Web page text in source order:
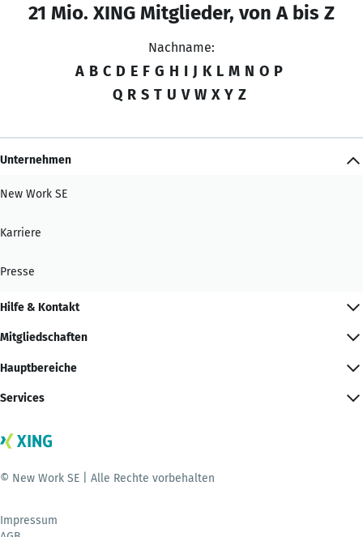
21 Mio. XING Mitglieder, von A bis Z
Nachname:
A B C D E F G H I J K L M N O P
Q R S T U V W X Y Z
Unternehmen
New Work SE
Karriere
Presse
Hilfe & Kontakt
Mitgliedschaften
Hauptbereiche
Services
© New Work SE | Alle Rechte vorbehalten
Impressum